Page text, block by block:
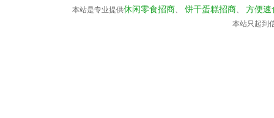
本站是专业提供休闲零食招商、 饼干蛋糕招商、 方便速
本站只起到